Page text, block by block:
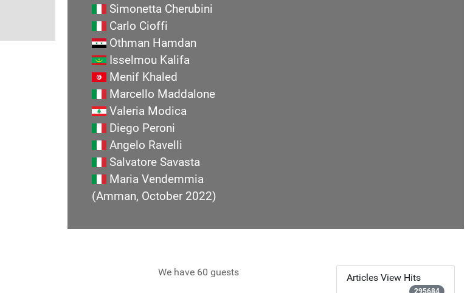
Simonetta Cherubini
Carlo Cioffi
Othman Hamdan
Isselmou Kalifa
Menif Khaled
Marcello Maddalone
Valeria Modica
Diego Peroni
Angelo Ravelli
Salvatore Savasta
Maria Vendemmia
(Amman, October 2022)
We have 60 guests Articles View Hits
295684